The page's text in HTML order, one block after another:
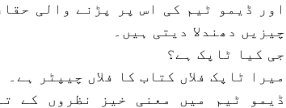
اور ڈیمو ٹیم کی اس پر پڑنے والی
چیزیں دھندلا دیتی ہیں۔
جی کیا ٹاپک ہے؟
میرا ٹاپک فلاں کتاب کا فلاں چیپٹر ہے۔
ڈیمو ٹیم میں معنی خیز نظروں کے